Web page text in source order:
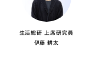
生活総研 上席研究員
伊藤 耕太